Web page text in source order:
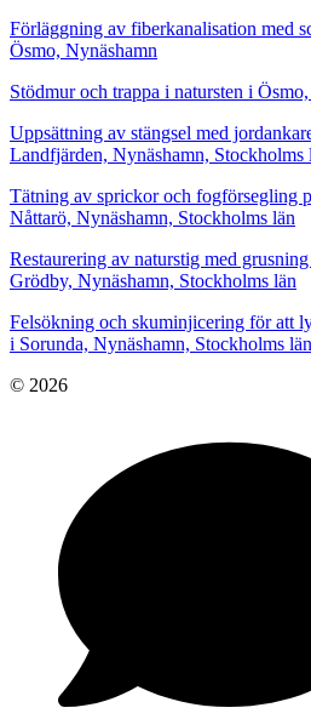
Förläggning av fiberkanalisation med
Ösmo, Nynäshamn
Stödmur och trappa i natursten i
Uppsättning av stängsel med
Landfjärden, Nynäshamn, Stockholms
Tätning av sprickor och fogförsegling
Nåttarö, Nynäshamn, Stockholms län
Restaurering av naturstig med
Grödby, Nynäshamn, Stockholms län
Felsökning och skuminjicering för att
i Sorunda, Nynäshamn, Stockholms län
© 2026